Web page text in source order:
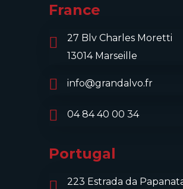
France
27 Blv Charles Moretti
13014 Marseille
info@grandalvo.fr
04 84 40 00 34
Portugal
223 Estrada da